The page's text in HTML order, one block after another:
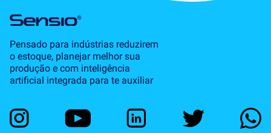
Pensado para indústrias reduzirem
o estoque, planejar melhor sua
produção e com inteligência
artificial integrada para te auxiliar